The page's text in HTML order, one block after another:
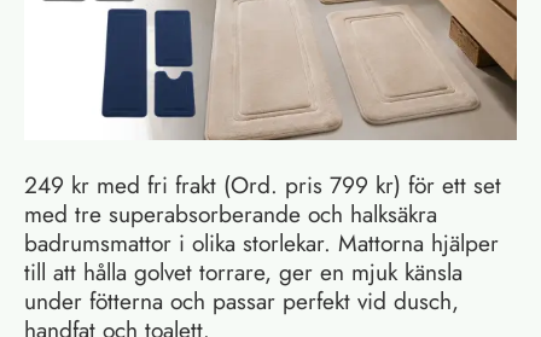
249 kr med fri frakt (Ord. pris 799 kr) för ett set
med tre superabsorberande och halksäkra
badrumsmattor i olika storlekar. Mattorna hjälper
till att hålla golvet torrare, ger en mjuk känsla
under fötterna och passar perfekt vid dusch,
handfat och toalett.